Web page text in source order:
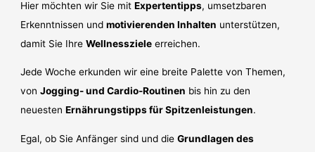
Hier möchten wir Sie mitExpertentipps, umsetzbaren
Erkenntnissen undmotivierenden Inhalten unterstützen,
damit Sie IhreWellnessziele erreichen.
Jede Woche erkunden wir eine breite Palette von Themen,
vonJogging- und Cardio-Routinen bis hin zu den
neuestenErnährungstipps für Spitzenleistungen.
Egal, ob Sie Anfänger sind und dieGrundlagen des